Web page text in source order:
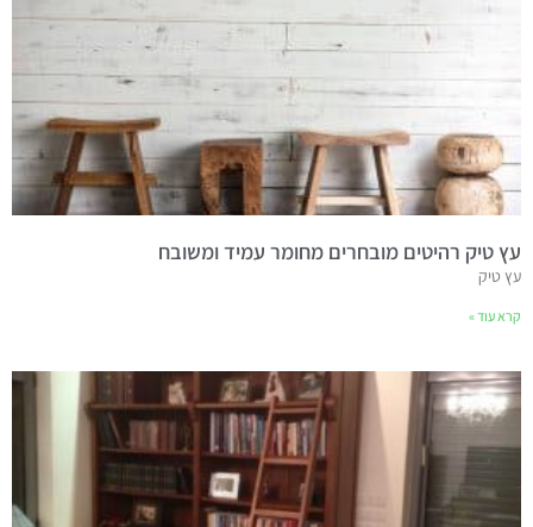
עץ טיק רהיטים מובחרים מחומר עמיד ומשובח
עץ טיק
קרא עוד »